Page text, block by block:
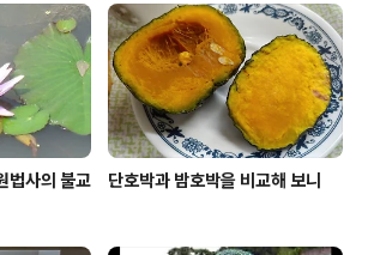
단호박과 밤호박을 비교해 보니